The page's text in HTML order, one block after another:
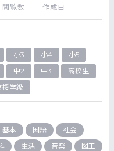
閲覧数 作成日
小3 小4
小5
中2 中3
高校生
援学級
基本
国語
社会
生活 音楽
図工